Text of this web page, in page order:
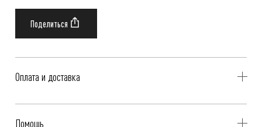
Оплата и доставка
Помощь